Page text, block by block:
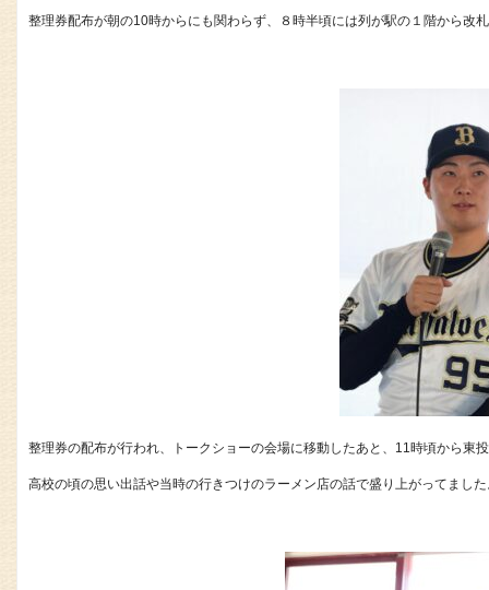
整理券配布が朝の10時からにも関わらず、８時半頃には列が駅の１階から改
整理券の配布が行われ、トークショーの会場に移動したあと、11時頃から東
高校の頃の思い出話や当時の行きつけのラーメン店の話で盛り上がってまし